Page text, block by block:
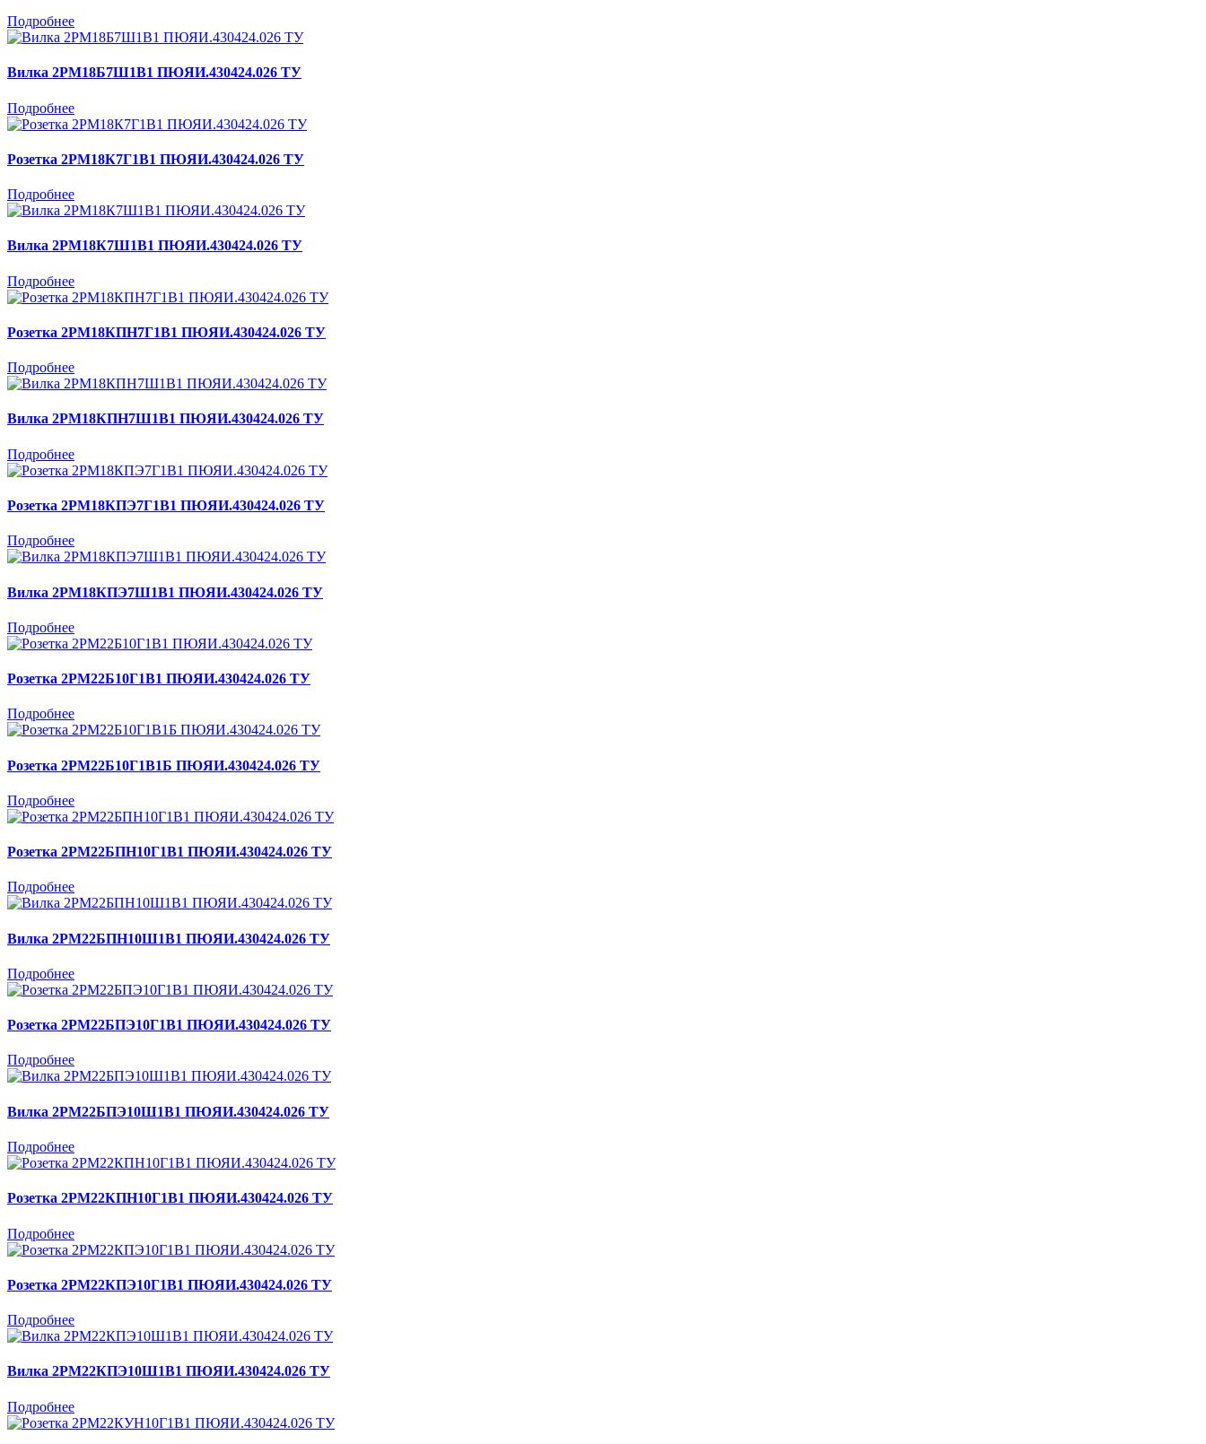
Подробнее
Вилка 2РМ18Б7Ш1В1 ПЮЯИ.430424.026 ТУ
Подробнее
Розетка 2РМ18К7Г1В1 ПЮЯИ.430424.026 ТУ
Подробнее
Вилка 2РМ18К7Ш1В1 ПЮЯИ.430424.026 ТУ
Подробнее
Розетка 2РМ18КПН7Г1В1 ПЮЯИ.430424.026 ТУ
Подробнее
Вилка 2РМ18КПН7Ш1В1 ПЮЯИ.430424.026 ТУ
Подробнее
Розетка 2РМ18КПЭ7Г1В1 ПЮЯИ.430424.026 ТУ
Подробнее
Вилка 2РМ18КПЭ7Ш1В1 ПЮЯИ.430424.026 ТУ
Подробнее
Розетка 2РМ22Б10Г1В1 ПЮЯИ.430424.026 ТУ
Подробнее
Розетка 2РМ22Б10Г1В1Б ПЮЯИ.430424.026 ТУ
Подробнее
Розетка 2РМ22БПН10Г1В1 ПЮЯИ.430424.026 ТУ
Подробнее
Вилка 2РМ22БПН10Ш1В1 ПЮЯИ.430424.026 ТУ
Подробнее
Розетка 2РМ22БПЭ10Г1В1 ПЮЯИ.430424.026 ТУ
Подробнее
Вилка 2РМ22БПЭ10Ш1В1 ПЮЯИ.430424.026 ТУ
Подробнее
Розетка 2РМ22КПН10Г1В1 ПЮЯИ.430424.026 ТУ
Подробнее
Розетка 2РМ22КПЭ10Г1В1 ПЮЯИ.430424.026 ТУ
Подробнее
Вилка 2РМ22КПЭ10Ш1В1 ПЮЯИ.430424.026 ТУ
Подробнее